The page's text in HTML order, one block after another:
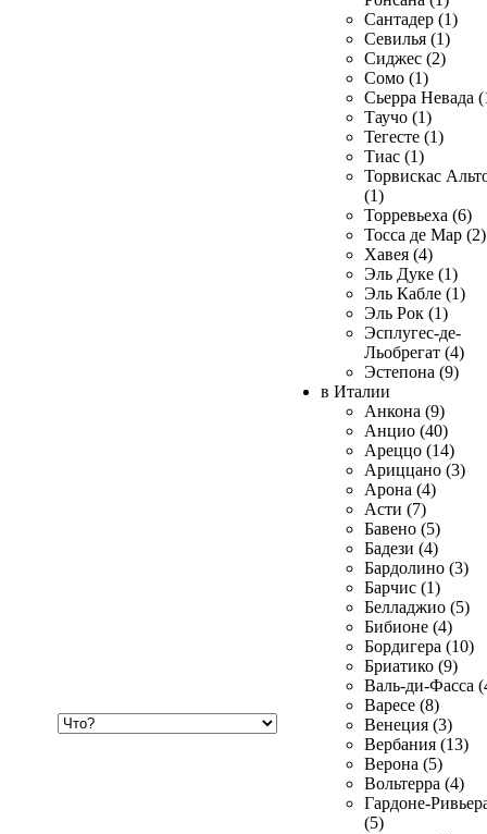
Сантадер (1)
Севилья (1)
Сиджес (2)
Сомо (1)
Сьерра Невада
Таучо (1)
Тегесте (1)
Тиас (1)
Торвискас
(1)
Торревьеха (6)
Тосса де Мар (2)
Хавея (4)
Эль Дуке (1)
Эль Кабле (1)
Эль Рок (1)
Эсплугес-де-
Льобрегат (4)
Эстепона (9)
в Италии
Анкона (9)
Анцио (40)
Ареццо (14)
Ариццано (3)
Арона (4)
Асти (7)
Бавено (5)
Бадези (4)
Бардолино (3)
Барчис (1)
Белладжио (5)
Бибионе (4)
Бордигера (10)
Бриатико (9)
Валь-ди-Фасса
Варесе (8)
Венеция (3)
Вербания (13)
Верона (5)
Вольтерра (4)
Гардоне-
(5)